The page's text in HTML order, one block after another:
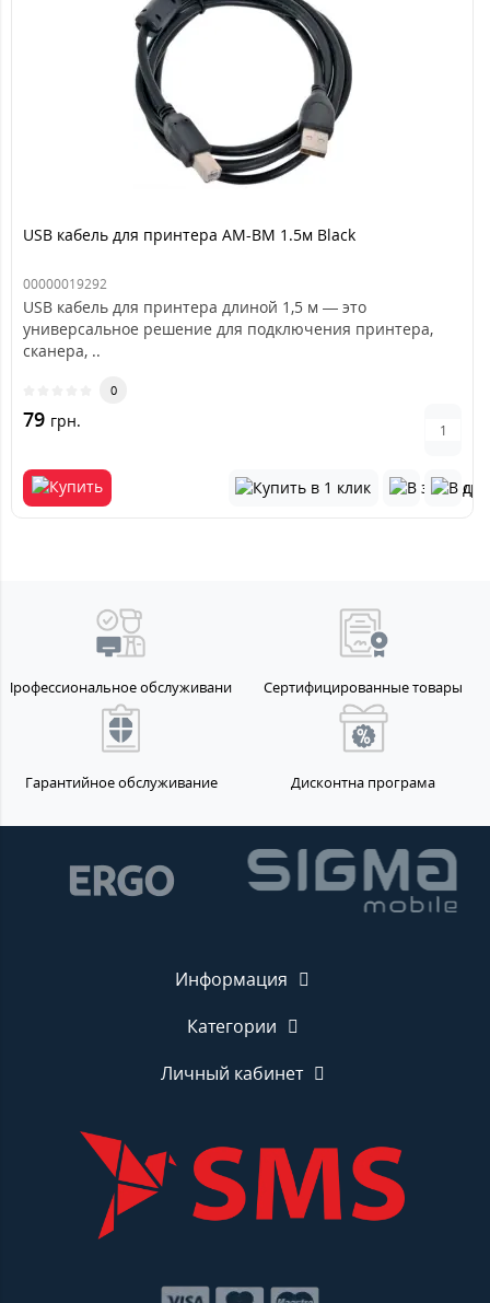
USB кабель для принтера AM-BM 1.5м Black
00000019292
USB кабель для принтера длиной 1,5 м — это
универсальное решение для подключения принтера,
сканера, ..
0
79 грн.
Профессиональное обслуживание Сертифицированные товары
Гарантийное обслуживание Дисконтна програма
Информация
Категории
Личный кабинет